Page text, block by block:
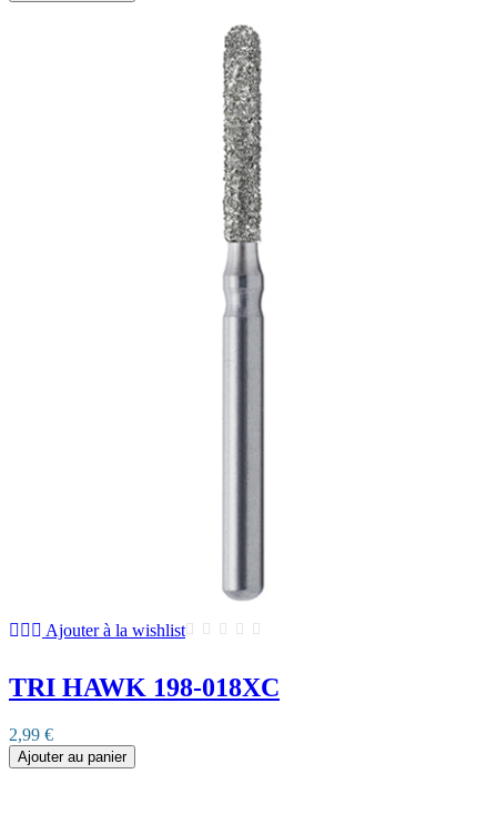
Ajouter à la wishlist
TRI HAWK 198-018XC
2,99 €
Ajouter au panier